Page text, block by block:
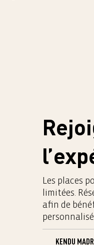
Les places
limitées.
afin de
KENDU